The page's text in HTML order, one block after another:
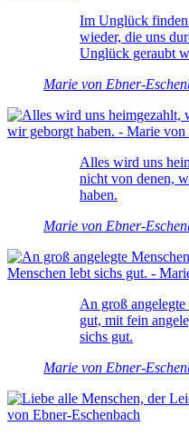
Im Unglück
wieder, die uns
Unglück geraubt
Marie von Ebner-
Alles wird uns
nicht von denen,
haben.
Marie von Ebner-
An groß
gut, mit fein
sichs gut.
Marie von Ebner-